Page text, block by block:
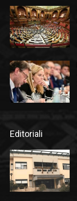
Editoriali